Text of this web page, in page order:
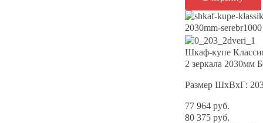
Шкаф-купе
2 зеркала 2030мм
Размер ШхВхГ:
77 964 руб.
80 375 руб.